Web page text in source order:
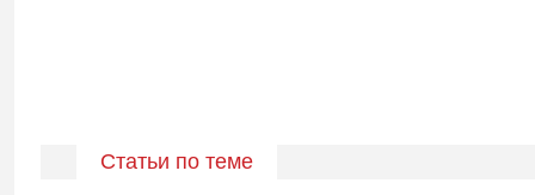
Статьи по теме